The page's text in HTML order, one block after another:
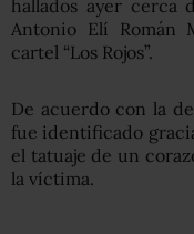
hallados ayer cerca
Antonio Elí Román
cartel “Los Rojos”.
De acuerdo con la
fue identificado
el tatuaje de un
la víctima.